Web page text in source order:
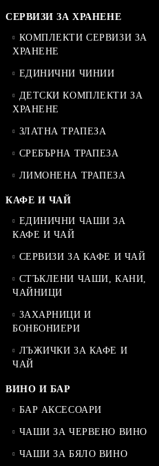
СЕРВИЗИ ЗА ХРАНЕНЕ
КОМПЛЕКТИ СЕРВИЗИ ЗА
ХРАНЕНЕ
ЕДИНИЧНИ ЧИНИИ
ДЕТСКИ КОМПЛЕКТИ ЗА
ХРАНЕНЕ
ЗЛАТНА ТРАПЕЗА
СРЕБЪРНА ТРАПЕЗА
ЛИМОНЕНА ТРАПЕЗА
КАФЕ И ЧАЙ
ЕДИНИЧНИ ЧАШИ ЗА
КАФЕ И ЧАЙ
СЕРВИЗИ ЗА КАФЕ И ЧАЙ
СТЪКЛЕНИ ЧАШИ, КАНИ,
ЧАЙНИЦИ
ЗАХАРНИЦИ И
БОНБОНИЕРИ
ЛЪЖИЧКИ ЗА КАФЕ И
ЧАЙ
ВИНО И БАР
БАР АКСЕСОАРИ
ЧАШИ ЗА ЧЕРВЕНО ВИНО
ЧАШИ ЗА БЯЛО ВИНО